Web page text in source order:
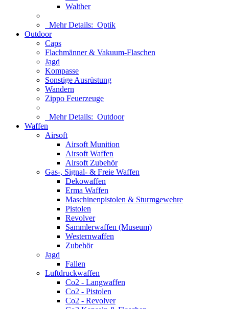
Walther
Mehr Details: Optik
Outdoor
Caps
Flachmänner & Vakuum-Flaschen
Jagd
Kompasse
Sonstige Ausrüstung
Wandern
Zippo Feuerzeuge
Mehr Details: Outdoor
Waffen
Airsoft
Airsoft Munition
Airsoft Waffen
Airsoft Zubehör
Gas-, Signal- & Freie Waffen
Dekowaffen
Erma Waffen
Maschinenpistolen & Sturmgewehre
Pistolen
Revolver
Sammlerwaffen (Museum)
Westernwaffen
Zubehör
Jagd
Fallen
Luftdruckwaffen
Co2 - Langwaffen
Co2 - Pistolen
Co2 - Revolver